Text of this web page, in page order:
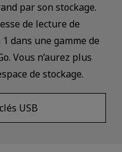
par son stockage.
de lecture de
1 dans une gamme de
Vous n’aurez plus
de stockage.
USB